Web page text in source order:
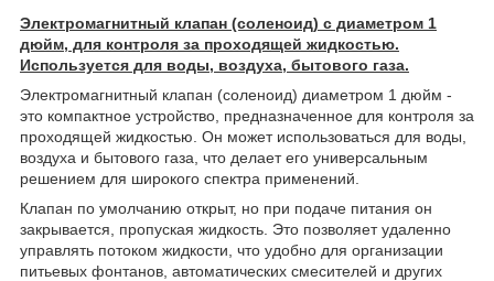
Электромагнитный клапан (соленоид) с диаметром 1
дюйм, для контроля за проходящей жидкостью.
Используется для воды, воздуха, бытового газа.
Электромагнитный клапан (соленоид) диаметром 1 дюйм -
это компактное устройство, предназначенное для контроля за
проходящей жидкостью. Он может использоваться для воды,
воздуха и бытового газа, что делает его универсальным
решением для широкого спектра применений.
Клапан по умолчанию открыт, но при подаче питания он
закрывается, пропуская жидкость. Это позволяет удаленно
управлять потоком жидкости, что удобно для организации
питьевых фонтанов, автоматических смесителей и других